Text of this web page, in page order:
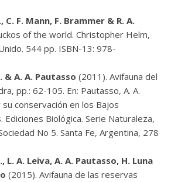
C. F. Mann, F. Brammer & R. A.
of the world. Christopher Helm,
544 pp. ISBN-13: ‎978-
& A. A. Pautasso (2011). Avifauna del
pp.: 62-105. En: Pautasso, A. A.
su conservación en los Bajos
Ediciones Biológica. Serie Naturaleza,
No 5. Santa Fe, Argentina, 278
L. A. Leiva, A. A. Pautasso, H. Luna
(2015). Avifauna de las reservas